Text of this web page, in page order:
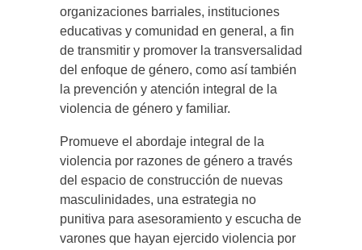
organizaciones barriales, instituciones
educativas y comunidad en general, a fin
de transmitir y promover la transversalidad
del enfoque de género, como así también
la prevención y atención integral de la
violencia de género y familiar.
Promueve el abordaje integral de la
violencia por razones de género a través
del espacio de construcción de nuevas
masculinidades, una estrategia no
punitiva para asesoramiento y escucha de
varones que hayan ejercido violencia por